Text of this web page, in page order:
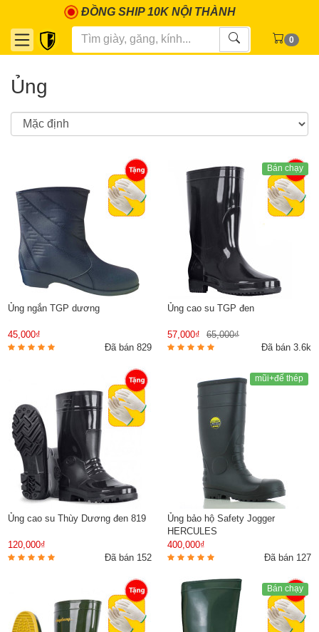
ĐỒNG SHIP 10K NỘI THÀNH
0
Ủng
Ủng ngắn TGP dương
45,000₫
Đã bán 829
Bán chạy
Ủng cao su TGP đen
57,000₫
65,000₫
Đã bán 3.6k
Ủng cao su Thùy Dương đen 819
120,000₫
Đã bán 152
mũi+đế thép
Ủng bảo hộ Safety Jogger
HERCULES
400,000₫
Đã bán 127
Bán chạy